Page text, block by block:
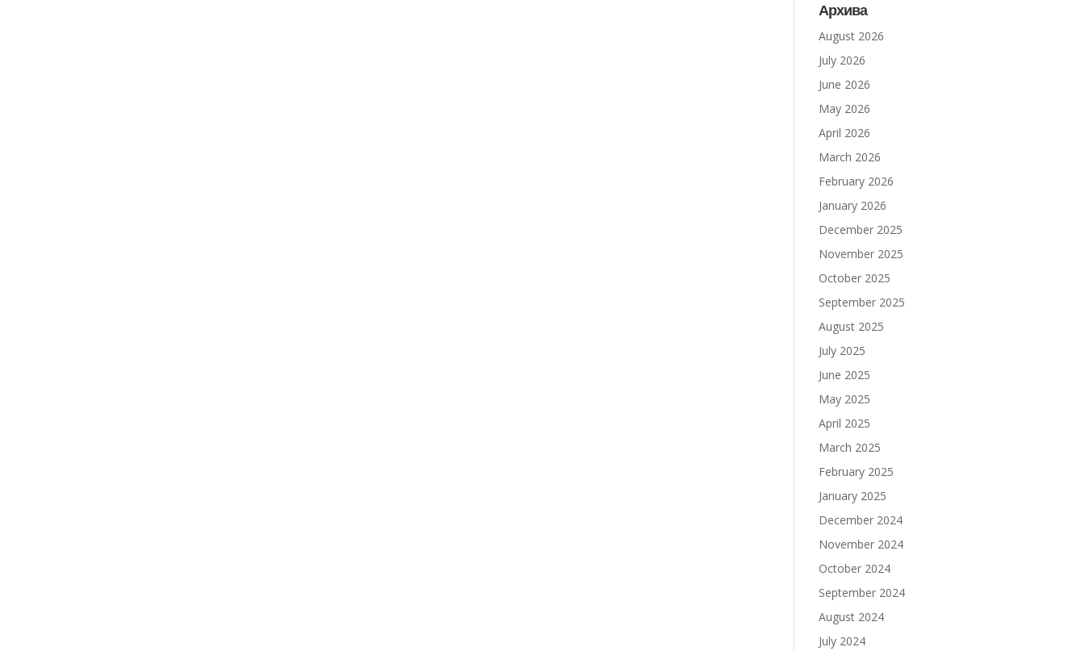
Архива
August 2026
July 2026
June 2026
May 2026
April 2026
March 2026
February 2026
January 2026
December 2025
November 2025
October 2025
September 2025
August 2025
July 2025
June 2025
May 2025
April 2025
March 2025
February 2025
January 2025
December 2024
November 2024
October 2024
September 2024
August 2024
July 2024